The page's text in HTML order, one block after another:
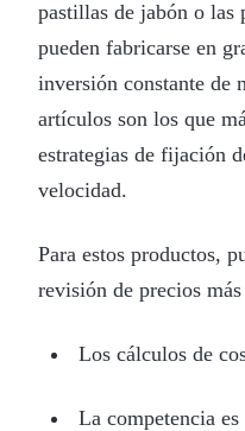
pastillas de jabón o las
pueden fabricarse en
inversión constante de
artículos son los que
estrategias de fijación
velocidad.
Para estos productos,
revisión de precios
Los cálculos de
La competencia